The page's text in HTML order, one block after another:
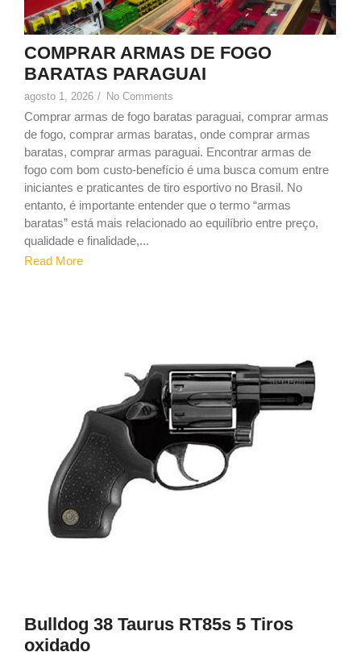
COMPRAR ARMAS DE FOGO
BARATAS PARAGUAI
agosto 1, 2026 / No Comments
Comprar armas de fogo baratas paraguai, comprar armas
de fogo, comprar armas baratas, onde comprar armas
baratas, comprar armas paraguai. Encontrar armas de
fogo com bom custo-benefício é uma busca comum entre
iniciantes e praticantes de tiro esportivo no Brasil. No
entanto, é importante entender que o termo “armas
baratas” está mais relacionado ao equilíbrio entre preço,
qualidade e finalidade,...
Read More
Bulldog 38 Taurus RT85s 5 Tiros
oxidado